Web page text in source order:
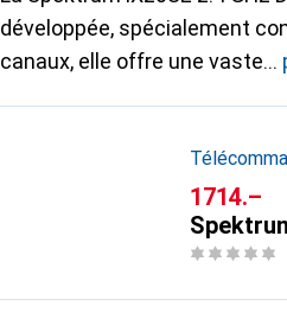
développée, spécialement
canaux, elle offre une vaste
CHF
1714.–